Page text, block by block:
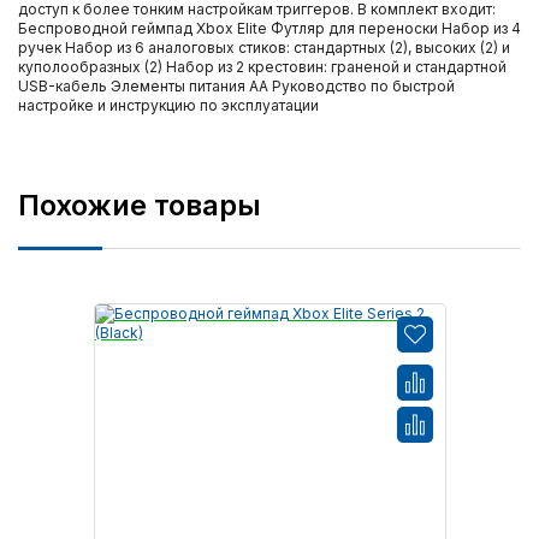
доступ к более тонким настройкам триггеров. В комплект входит:
Беспроводной геймпад Xbox Elite Футляр для переноски Набор из 4
ручек Набор из 6 аналоговых стиков: стандартных (2), высоких (2) и
куполообразных (2) Набор из 2 крестовин: граненой и стандартной
USB-кабель Элементы питания AA Руководство по быстрой
настройке и инструкцию по эксплуатации
Похожие товары